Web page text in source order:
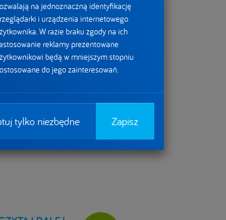
do
na jednoznaczną identyfikację
i urządzenia internetowego
W razie braku zgody na ich
reklamy prezentowane
będą w mniejszym stopniu
do jego zainteresowań.
tylko niezbędne Zapisz